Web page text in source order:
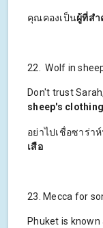
คุณคองเป็นผู้ที่ส
22. Wolf in
Don't trust
sheep's clothing
อย่าไปเชื่อซาร่า
เสือ
23. Mecca for
Phuket is known